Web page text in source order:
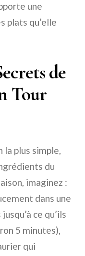
une
plats qu’elle
de
Tour
la plus simple,
du
imaginez :
dans une
ce qu’ils
5 minutes),
qui